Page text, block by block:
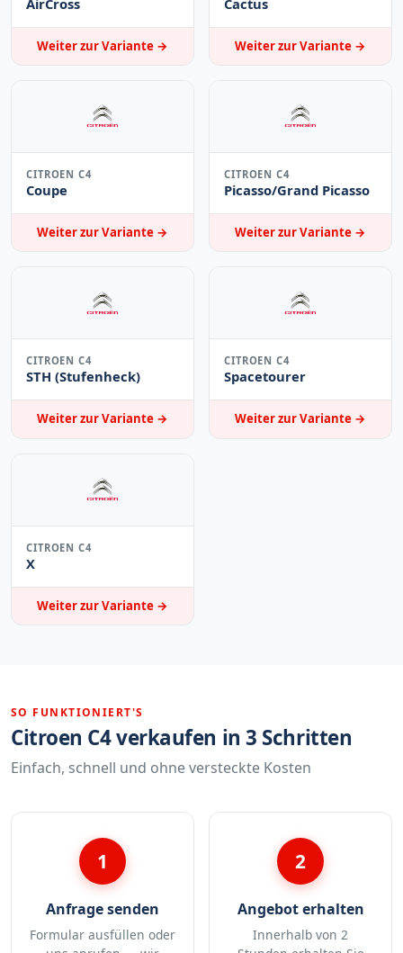
Weiter zur Variante → Weiter zur Variante →
CITROEN C4
Coupe
Weiter zur Variante →
CITROEN C4
Picasso/Grand Picasso
Weiter zur Variante →
CITROEN C4
STH (Stufenheck)
Weiter zur Variante →
CITROEN C4
Spacetourer
Weiter zur Variante →
CITROEN C4
X
Weiter zur Variante →
SO FUNKTIONIERT'S
Citroen C4 verkaufen in 3 Schritten
Einfach, schnell und ohne versteckte Kosten
1
Anfrage senden
Formular ausfüllen oder
2
Angebot erhalten
Innerhalb von 2